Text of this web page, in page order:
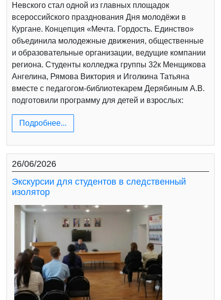
Невского стал одной из главных площадок
всероссийского празднования Дня молодёжи в
Кургане. Концепция «Мечта. Гордость. Единство»
объединила молодежные движения, общественные
и образовательные организации, ведущие компании
региона. Студенты колледжа группы 32к Менщикова
Ангелина, Рямова Виктория и Иголкина Татьяна
вместе с педагогом-библиотекарем Дерябиным А.В.
подготовили программу для детей и взрослых:
Подробнее...
26/06/2026
Экскурсии для студентов в следственный
изолятор